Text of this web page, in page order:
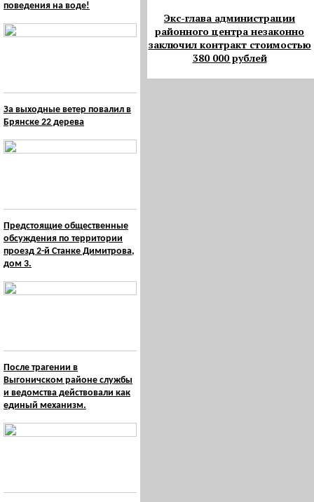
поведения на воде!
За выходные ветер повалил в
Брянске 22 дерева
Предстоящие общественные
обсуждения по территории
проезд 2-й Станке Димитрова,
дом 3.
После трагении в
Выгоничском районе службы
и ведомства действовали как
единый механизм.
Экс-глава администрации
районного центра незаконно
заключил контракт стоимостью
380 000 рублей